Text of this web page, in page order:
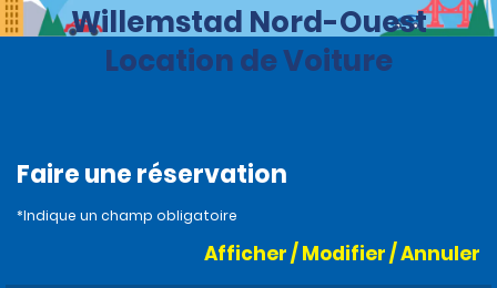
Willemstad Nord-Ouest
Location de Voiture
Faire une réservation
*Indique un champ obligatoire
Afficher / Modifier / Annuler